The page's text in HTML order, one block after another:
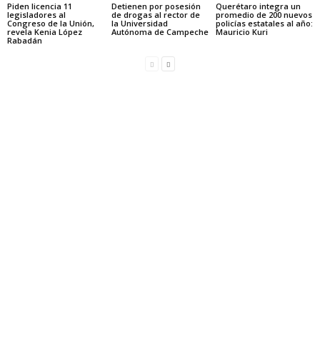
Piden licencia 11
legisladores al
Congreso de la Unión,
revela Kenia López
Rabadán
Detienen por posesión
de drogas al rector de
la Universidad
Autónoma de Campeche
Querétaro integra un
promedio de 200 nuevos
policías estatales al año:
Mauricio Kuri